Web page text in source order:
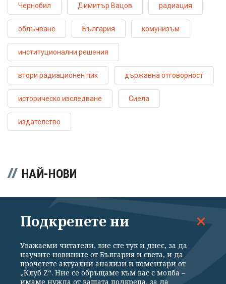
Чернобил Димитър Вацов радиация
облъчване България комунизъм
институционални решения
втори радиационен пик държавна отговорност
историческо изследване Сиела
издателство
НАЙ-НОВИ
дронове в Европа?
Русия удари жилищна сграда в Харков -
двама загинали, 18 ранени, издирват се
Подкрепете ни
Уважаеми читатели, вие сте тук и днес, за да
научите новините от България и света, и да
прочетете актуални анализи и коментари от
„Клуб Z“. Ние се обръщаме към вас с молба –
имаме нужда от вашата подкрепа, за да